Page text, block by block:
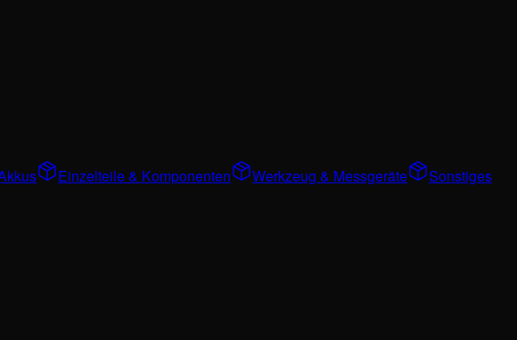
Einzelteile & Komponenten Werkzeug & Messgeräte
Sonstiges